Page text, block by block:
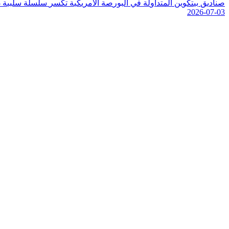
صناديق بيتكوين لمتد ولة في لبور صة لمر يكية تكسر سلسلة سلبية
2026-07-03